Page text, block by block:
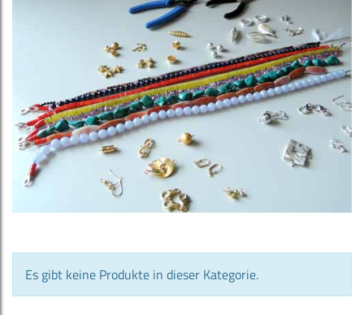
Es gibt keine Produkte in dieser Kategorie.